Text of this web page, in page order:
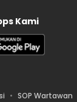
Kami
SOP Wartawan